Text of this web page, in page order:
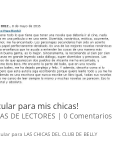
para mis chicas!
DE LECTORES | 0 Comentarios
para LAS CHICAS DEL CLUB DE BELLY